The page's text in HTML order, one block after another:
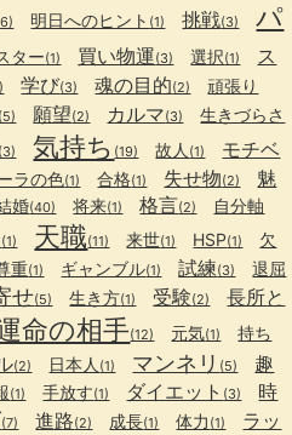
明日へのヒント (1) 挑戦(3)
パ
ター(1) 買い物運(3) 選択(1)
ス
学び(3) 魂の目的(2) 頑張り
(5) 願望(2) カルマ(3) 生きづらさ
(3) 気持ち (19) 故人 (1)
モチベ
ラの色(1) 合格(1) 失せ物(2)
魅
婚(40) 将来(1) 格言(2) 自分軸
(1) 天職(11) 来世(1) HSP(1)
欠
重(1) ギャンブル(1) 試練(3) 退屈
せ(5) 生き方(1) 受験(2)
長所と
命の相手(12) 元気(1)
持ち
(2) 日本人 (1) マンネリ (5)
趣
(1) 手放す(1) ダイエット (3)
時
(7) 進路(2) 成長(1) 体力 (1)
ラッ